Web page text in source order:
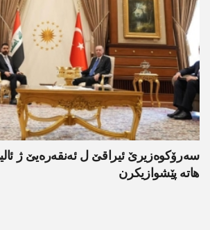
سەرۆکوەزیرێ ئیراقێ ل ئەنقەرەیێ ژ
ھاتە پێشوازیکرن